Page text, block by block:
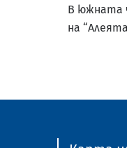
В южната
на